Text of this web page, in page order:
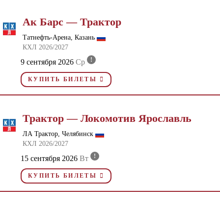
Ак Барс — Трактор
Татнефть-Арена, Казань
КХЛ 2026/2027
9 сентября 2026 Ср !
КУПИТЬ БИЛЕТЫ
Трактор — Локомотив Ярославль
ЛА Трактор, Челябинск
КХЛ 2026/2027
15 сентября 2026 Вт !
КУПИТЬ БИЛЕТЫ